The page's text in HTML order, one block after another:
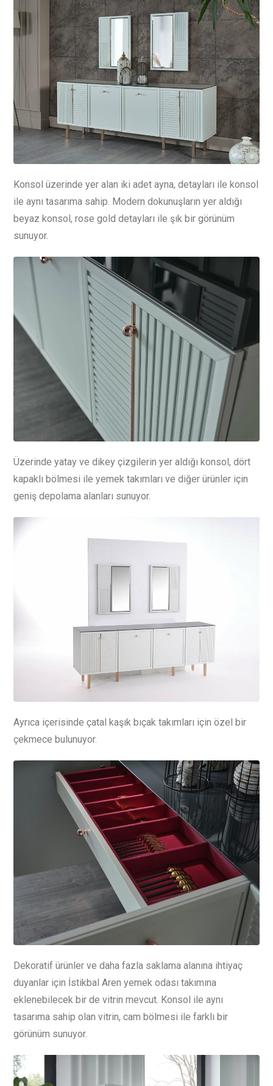
Konsol üzerinde yer alan iki adet ayna, detayları ile konsol
ile aynı tasarıma sahip. Modern dokunuşların yer aldığı
beyaz konsol, rose gold detayları ile şık bir görünüm
sunuyor.
Üzerinde yatay ve dikey çizgilerin yer aldığı konsol, dört
kapaklı bölmesi ile yemek takımları ve diğer ürünler için
geniş depolama alanları sunuyor.
Ayrıca içerisinde çatal kaşık bıçak takımları için özel bir
çekmece bulunuyor.
Dekoratif ürünler ve daha fazla saklama alanına ihtiyaç
duyanlar için İstikbal Aren yemek odası takımına
eklenebilecek bir de vitrin mevcut. Konsol ile aynı
tasarıma sahip olan vitrin, cam bölmesi ile farklı bir
görünüm sunuyor.